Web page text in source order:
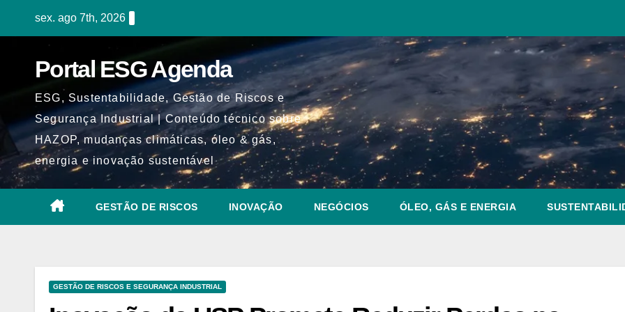
sex. ago 7th, 2026
Portal ESG Agenda
ESG, Sustentabilidade, Gestão de Riscos e
Segurança Industrial | Conteúdo técnico sobre
HAZOP, mudanças climáticas, óleo & gás,
energia e inovação sustentável
GESTÃO DE RISCOS INOVAÇÃO NEGÓCIOS ÓLEO, GÁS E ENERGIA
GESTÃO DE RISCOS E SEGURANÇA INDUSTRIAL